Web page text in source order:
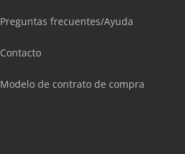
Preguntas frecuentes/Ayuda
Contacto
Modelo de contrato de compra